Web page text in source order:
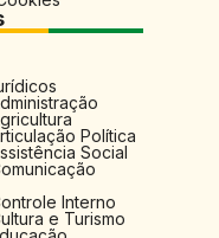
Política
Social
Interno
e Turismo